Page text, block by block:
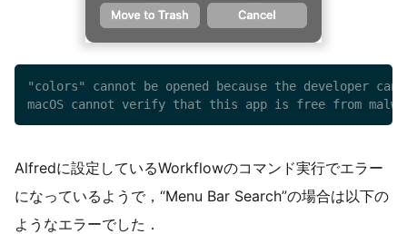
"colors" cannot be opened because the developer
macOS cannot verify that this app is free from
Alfredに設定しているWorkflowのコマンド実行でエラー
になっているようで，“Menu Bar Search”の場合は以下の
ようなエラーでした．